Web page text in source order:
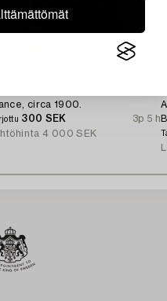
circa 1900.
300 SEK
3p 5 h
4 000 SEK